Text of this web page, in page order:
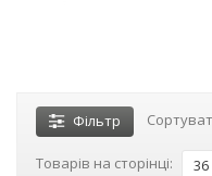
Фільтр
Товарів на сторінці: 36